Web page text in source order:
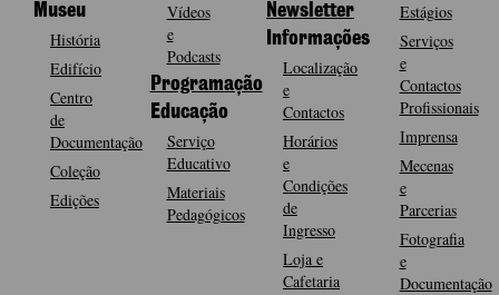
Museu
História
Edifício
Centro
de
Documentação
Coleção
Edições
Vídeos
e
Podcasts
Programação
Educação
Serviço
Educativo
Materiais
Pedagógicos
Newsletter
Informações
Localização
e
Contactos
Horários
e
Condições
de
Ingresso
Loja e
Cafetaria
Estágios
Serviços
e
Contactos
Profissionais
Imprensa
Mecenas
e
Parcerias
Fotografia
e
Documentação